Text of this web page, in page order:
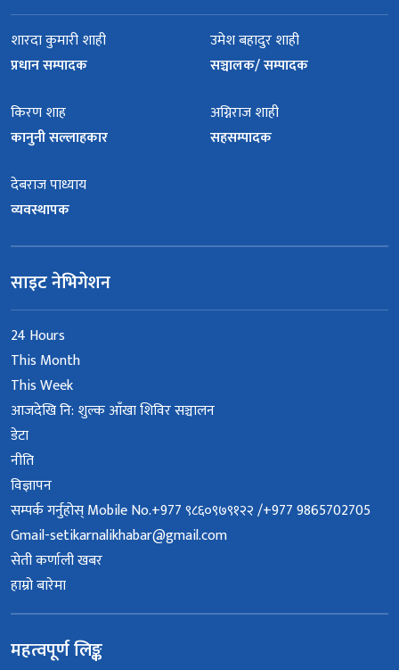
शारदा कुमारी शाही
प्रधान सम्पादक
उमेश बहादुर शाही
सञ्चालक/ सम्पादक
किरण शाह
कानुनी सल्लाहकार
अग्निराज शाही
सहसम्पादक
देबराज पाध्याय
व्यवस्थापक
साइट नेभिगेशन
24 Hours
This Month
This Week
आजदेखि नि: शुल्क आँखा शिविर सञ्चालन
डेटा
नीति
विज्ञापन
सम्पर्क गर्नुहोस् Mobile No.+977 ९८६०९७९१२२ /+977 9865702705
Gmail-setikarnalikhabar@gmail.com
सेती कर्णाली खबर
हाम्रो बारेमा
महत्वपूर्ण लिङ्क